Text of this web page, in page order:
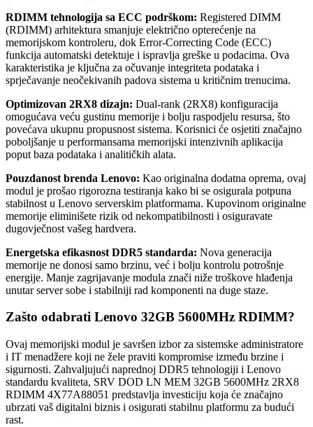
RDIMM tehnologija sa ECC podrškom: Registered DIMM
(RDIMM) arhitektura smanjuje električno opterećenje na
memorijskom kontroleru, dok Error-Correcting Code (ECC)
funkcija automatski detektuje i ispravlja greške u podacima. Ova
karakteristika je ključna za očuvanje integriteta podataka i
sprječavanje neočekivanih padova sistema u kritičnim trenucima.
Optimizovan 2RX8 dizajn: Dual-rank (2RX8) konfiguracija
omogućava veću gustinu memorije i bolju raspodjelu resursa, što
povećava ukupnu propusnost sistema. Korisnici će osjetiti značajno
poboljšanje u performansama memorijski intenzivnih aplikacija
poput baza podataka i analitičkih alata.
Pouzdanost brenda Lenovo: Kao originalna dodatna oprema, ovaj
modul je prošao rigorozna testiranja kako bi se osigurala potpuna
stabilnost u Lenovo serverskim platformama. Kupovinom originalne
memorije eliminišete rizik od nekompatibilnosti i osiguravate
dugovječnost vašeg hardvera.
Energetska efikasnost DDR5 standarda: Nova generacija
memorije ne donosi samo brzinu, već i bolju kontrolu potrošnje
energije. Manje zagrijavanje modula znači niže troškove hlađenja
unutar server sobe i stabilniji rad komponenti na duge staze.
Zašto odabrati Lenovo 32GB 5600MHz RDIMM?
Ovaj memorijski modul je savršen izbor za sistemske administratore
i IT menadžere koji ne žele praviti kompromise između brzine i
sigurnosti. Zahvaljujući naprednoj DDR5 tehnologiji i Lenovo
standardu kvaliteta, SRV DOD LN MEM 32GB 5600MHz 2RX8
RDIMM 4X77A88051 predstavlja investiciju koja će značajno
ubrzati vaš digitalni biznis i osigurati stabilnu platformu za budući
rast.